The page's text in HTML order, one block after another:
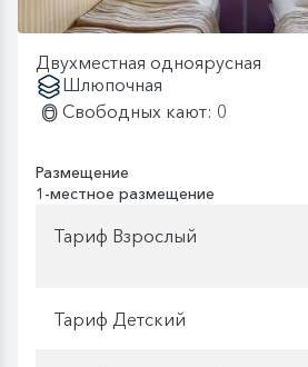
Двухместная одноярусная
Шлюпочная
Свободных кают: 0
Размещение
1-местное размещение
Тариф Взрослый
Тариф Детский